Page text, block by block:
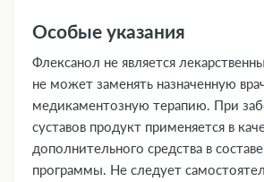
Особые указания
Флексанол не является
не может заменять назначенную
медикаментозную терапию. При
суставов продукт применяется в
дополнительного средства в
программы. Не следует